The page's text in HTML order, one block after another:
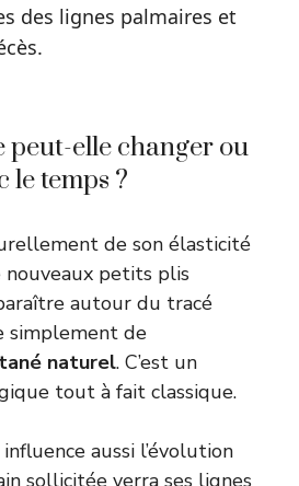
des lignes palmaires et
peut-elle changer ou
le temps ?
de son élasticité
nouveaux petits plis
autour du tracé
simplement de
naturel. C’est un
tout à fait classique.
aussi l’évolution
sollicitée verra ses lignes